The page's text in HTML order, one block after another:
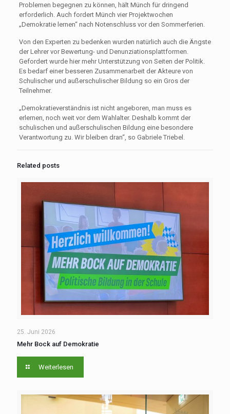
Problemen begegnen zu können, hält Münch für dringend
erforderlich. Auch fordert Münch vier Projektwochen
„Demokratie lernen“ nach Notenschluss vor den Sommerferien.
Von den Experten zu bedenken wurden natürlich auch die Ängste
der Lehrer vor Bewertung- und Denunziationsplattformen.
Gefordert wurde hier mehr Unterstützung von Seiten der Politik.
Es bedarf einer besseren Zusammenarbeit der Akteure von
Schulischer und außerschulischer Bildung so ein Gros der
Teilnehmer.
„Demokratieverständnis ist nicht angeboren, man muss es
erlernen, noch weit vor dem Wahlalter. Deshalb kommt der
schulischen und außerschulischen Bildung eine besondere
Verantwortung zu. Wir bleiben dran“, so Gabriele Triebel.
Related posts
25. Juni 2026
Mehr Bock auf Demokratie
Weiterlesen